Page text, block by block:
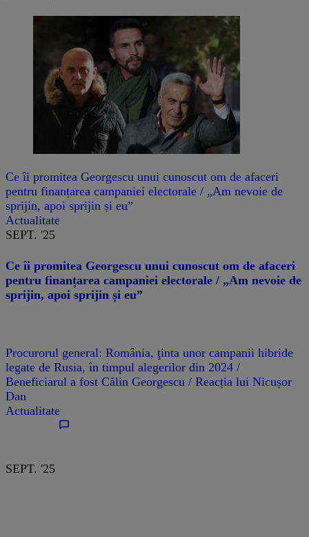
Ce îi promitea Georgescu unui cunoscut om de afaceri
pentru finanțarea campaniei electorale / „Am nevoie de
sprijin, apoi sprijin și eu”
Actualitate
SEPT. '25
Ce îi promitea Georgescu unui cunoscut om de afaceri
pentru finanțarea campaniei electorale / „Am nevoie de
sprijin, apoi sprijin și eu”
Procurorul general: România, ţinta unor campanii hibride
legate de Rusia, în timpul alegerilor din 2024 /
Beneficiarul a fost Călin Georgescu / Reacția lui Nicușor
Dan
Actualitate
SEPT. '25